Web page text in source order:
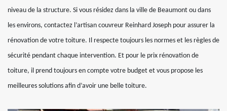
niveau de la structure. Si vous résidez dans la ville de Beaumont ou dans
les environs, contactez l’artisan couvreur Reinhard Joseph pour assurer la
rénovation de votre toiture. Il respecte toujours les normes et les règles de
sécurité pendant chaque intervention. Et pour le prix rénovation de
toiture, il prend toujours en compte votre budget et vous propose les
meilleures solutions afin d’avoir une belle toiture.